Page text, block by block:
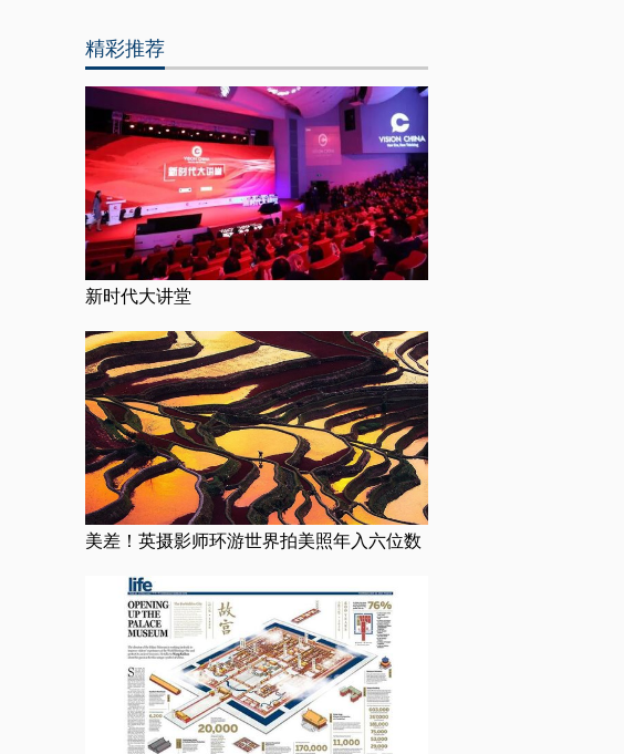
精彩推荐
新时代大讲堂
美差！英摄影师环游世界拍美照年入六位数